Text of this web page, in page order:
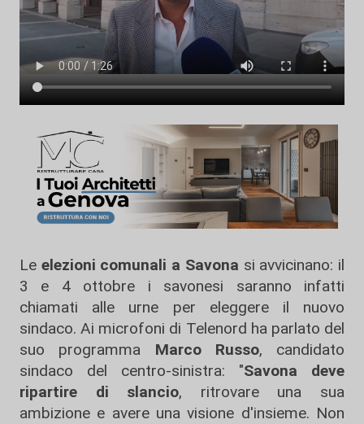
Le elezioni comunali a Savona si avvicinano: il
3 e 4 ottobre i savonesi saranno infatti
chiamati alle urne per eleggere il nuovo
sindaco. Ai microfoni di Telenord ha parlato del
suo programma Marco Russo, candidato
sindaco del centro-sinistra: "Savona deve
ripartire di slancio, ritrovare una sua
ambizione e avere una visione d'insieme. Non